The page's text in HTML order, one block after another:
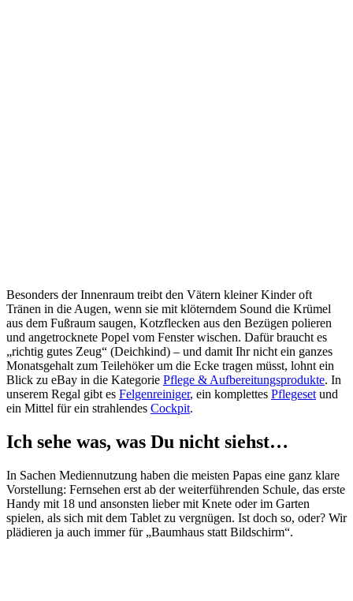
Besonders der Innenraum treibt den Vätern kleiner Kinder oft
Tränen in die Augen, wenn sie mit klöterndem Sound die Krümel
aus dem Fußraum saugen, Kotzflecken aus den Bezügen polieren
und angetrocknete Popel vom Fenster wischen. Dafür braucht es
„richtig gutes Zeug“ (Deichkind) – und damit Ihr nicht ein ganzes
Monatsgehalt zum Teilehöker um die Ecke tragen müsst, lohnt ein
Blick zu eBay in die Kategorie Pflege & Aufbereitungsprodukte. In
unserem Regal gibt es Felgenreiniger, ein komplettes Pflegesetund
ein Mittel für ein strahlendes Cockpit.
Ich sehe was, was Du nicht siehst…
In Sachen Mediennutzung haben die meisten Papas eine ganz klare
Vorstellung: Fernsehen erst ab der weiterführenden Schule, das erste
Handy mit 18 und ansonsten lieber mit Knete oder im Garten
spielen, als sich mit dem Tablet zu vergnügen. Ist doch so, oder? Wir
plädieren ja auch immer für „Baumhaus statt Bildschirm“.